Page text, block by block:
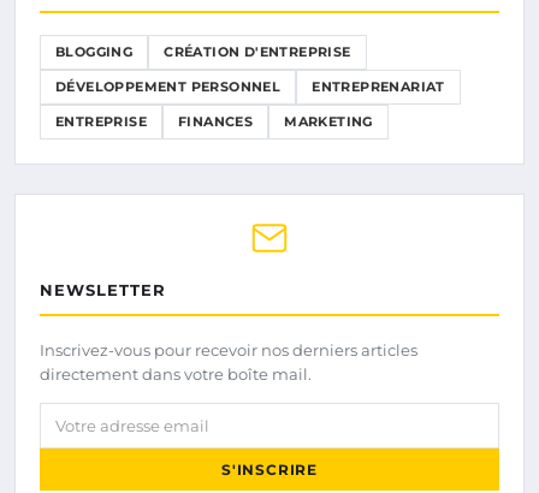
BLOGGING CRÉATION D'ENTREPRISE
DÉVELOPPEMENT PERSONNEL ENTREPRENARIAT
ENTREPRISE FINANCES MARKETING
NEWSLETTER
Inscrivez-vous pour recevoir nos derniers articles
directement dans votre boîte mail.
Votre adresse email
S'INSCRIRE